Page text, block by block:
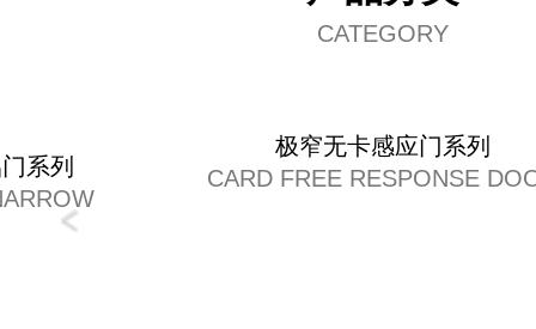
CATEGORY
极窄无卡感应门系列
CARD FREE RESPONSE
系列